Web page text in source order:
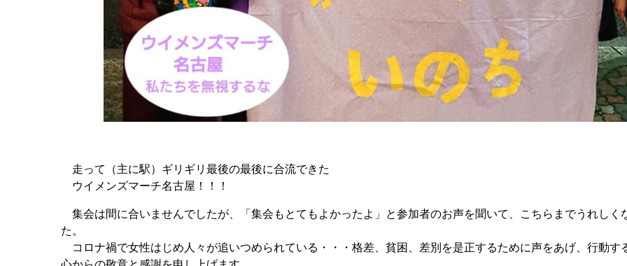
走って（主に駅）ギリギリ最後の最後に合流できた
ウイメンズマーチ名古屋！！！
集会は間に合いませんでしたが、「集会もとてもよかったよ」と参加者のお声を聞いて、こちらまでうれしく
た。
コロナ禍で女性はじめ人々が追いつめられている・・・格差、貧困、差別を是正するために声をあげ、行動す